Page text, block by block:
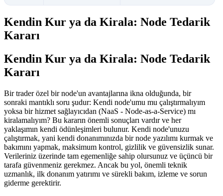
Kendin Kur ya da Kirala: Node Tedarik
Kararı
Kendin Kur ya da Kirala: Node Tedarik
Kararı
Bir trader özel bir node'un avantajlarına ikna olduğunda, bir
sonraki mantıklı soru şudur: Kendi node'umu mu çalıştırmalıyım
yoksa bir hizmet sağlayıcıdan (NaaS - Node-as-a-Service) mı
kiralamalıyım? Bu kararın önemli sonuçları vardır ve her
yaklaşımın kendi ödünleşimleri bulunur. Kendi node'unuzu
çalıştırmak, yani kendi donanımınızda bir node yazılımı kurmak ve
bakımını yapmak, maksimum kontrol, gizlilik ve güvensizlik sunar.
Verileriniz üzerinde tam egemenliğe sahip olursunuz ve üçüncü bir
tarafa güvenmeniz gerekmez. Ancak bu yol, önemli teknik
uzmanlık, ilk donanım yatırımı ve sürekli bakım, izleme ve sorun
giderme gerektirir.